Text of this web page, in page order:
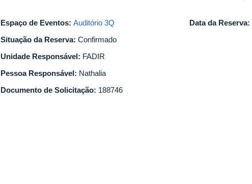
Espaço de Eventos: Auditório 3Q
Situação da Reserva: Confirmado
Unidade Responsável: FADIR
Pessoa Responsável: Nathalia
Documento de Solicitação: 188746
Data da Reserva: